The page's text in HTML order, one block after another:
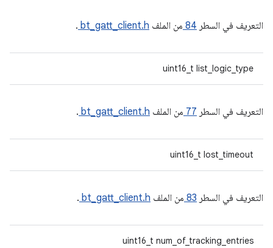
التعريف في السطر 84 من الملف bt_gatt_client.h
.
uint16_t list_logic_type
التعريف في السطر 77 من الملف bt_gatt_client.h
.
uint16_t lost_timeout
التعريف في السطر 83 من الملف bt_gatt_client.h
.
uint16_t num_of_tracking_entries